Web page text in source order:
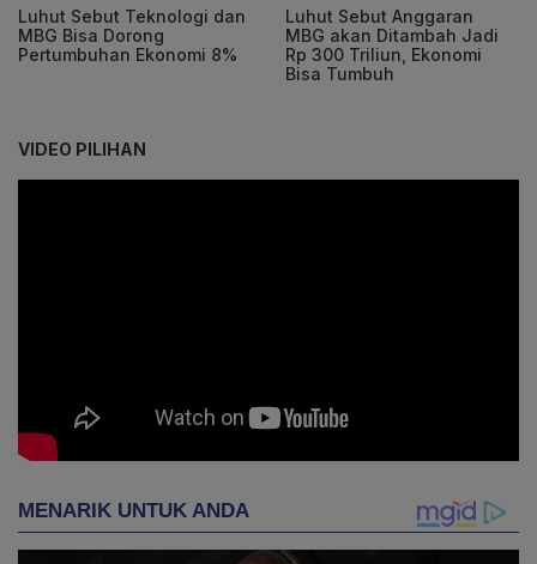
Luhut Sebut Teknologi dan
MBG Bisa Dorong
Pertumbuhan Ekonomi 8%
Luhut Sebut Anggaran
MBG akan Ditambah Jadi
Rp 300 Triliun, Ekonomi
Bisa Tumbuh
VIDEO PILIHAN